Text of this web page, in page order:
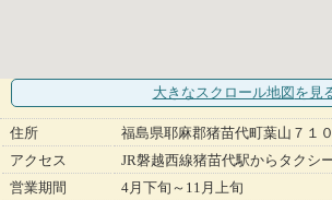
大きなスクロール地図 を見
住所
福島県耶麻郡猪苗代町葉山７１
アクセス
JR磐越西線猪苗代駅からタクシ
営業期間
4月下旬～11月上旬